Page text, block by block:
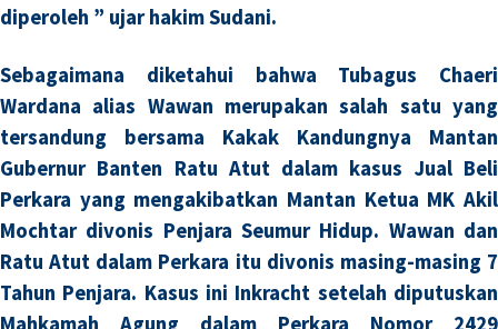
diperoleh ” ujar hakim Sudani.
Sebagaimana diketahui bahwa Tubagus Chaeri
Wardana alias Wawan merupakan salah satu yang
tersandung bersama Kakak Kandungnya Mantan
Gubernur Banten Ratu Atut dalam kasus Jual Beli
Perkara yang mengakibatkan Mantan Ketua MK Akil
Mochtar divonis Penjara Seumur Hidup. Wawan dan
Ratu Atut dalam Perkara itu divonis masing-masing 7
Tahun Penjara. Kasus ini Inkracht setelah diputuskan